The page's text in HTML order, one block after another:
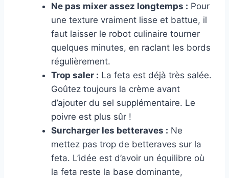
Ne pas mixer assez longtemps : Pour
une texture vraiment lisse et battue, il
faut laisser le robot culinaire tourner
quelques minutes, en raclant les bords
régulièrement.
Trop saler : La feta est déjà très salée.
Goûtez toujours la crème avant
d’ajouter du sel supplémentaire. Le
poivre est plus sûr !
Surcharger les betteraves : Ne
mettez pas trop de betteraves sur la
feta. L’idée est d’avoir un équilibre où
la feta reste la base dominante,